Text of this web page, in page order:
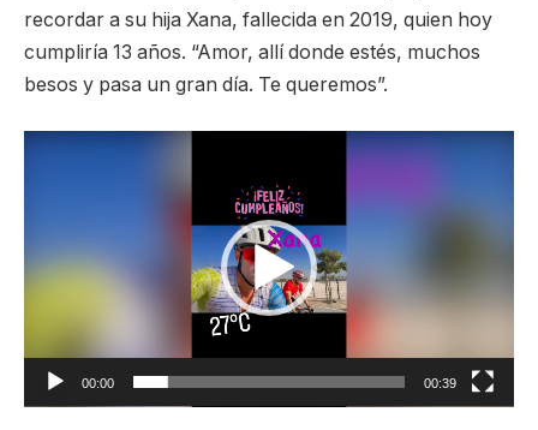
recordar a su hija Xana, fallecida en 2019, quien hoy
cumpliría 13 años. “Amor, allí donde estés, muchos
besos y pasa un gran día. Te queremos”.
Reproductor
00:00 00:39